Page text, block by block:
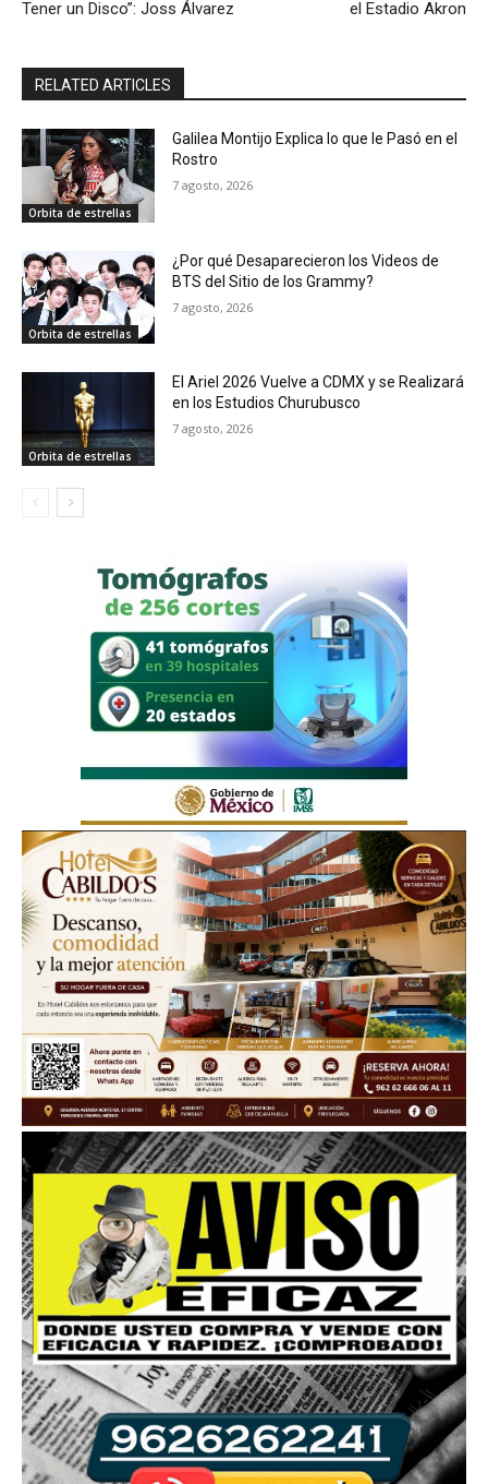
Tener un Disco”: Joss Álvarez
el Estadio Akron
RELATED ARTICLES
Orbita de estrellas
Galilea Montijo Explica lo que le Pasó en el
Rostro
7 agosto, 2026
Orbita de estrellas
¿Por qué Desaparecieron los Videos de
BTS del Sitio de los Grammy?
7 agosto, 2026
Orbita de estrellas
El Ariel 2026 Vuelve a CDMX y se Realizará
en los Estudios Churubusco
7 agosto, 2026